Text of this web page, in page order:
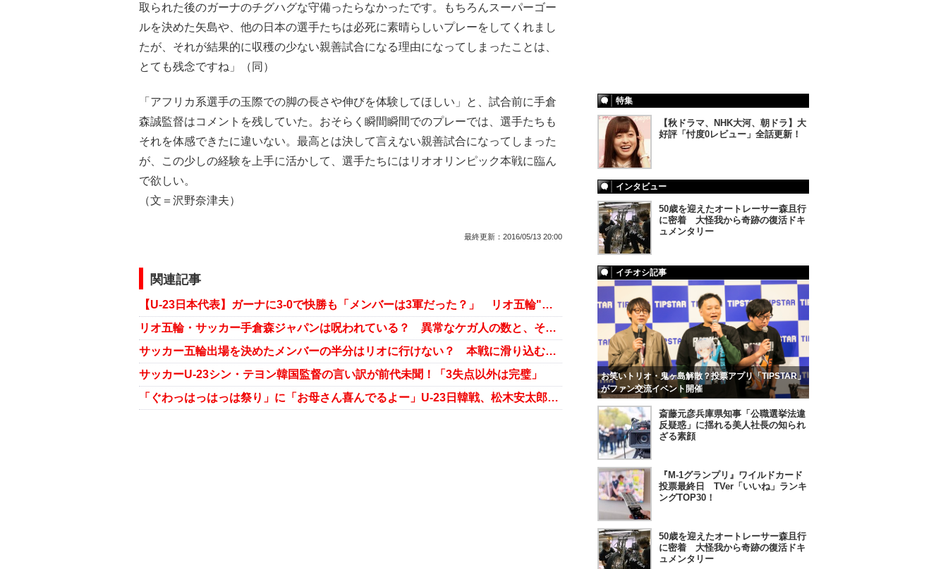
取られた後のガーナのチグハグな守備ったらなかったです。もちろんスーパーゴー
ルを決めた矢島や、他の日本の選手たちは必死に素晴らしいプレーをしてくれまし
たが、それが結果的に収穫の少ない親善試合になる理由になってしまったことは、
とても残念ですね」（同）
「アフリカ系選手の玉際での脚の長さや伸びを体験してほしい」と、試合前に手倉
森誠監督はコメントを残していた。おそらく瞬間瞬間でのプレーでは、選手たちも
それを体感できたに違いない。最高とは決して言えない親善試合になってしまった
が、この少しの経験を上手に活かして、選手たちにはリオオリンピック本戦に臨ん
で欲しい。
（文＝沢野奈津夫）
最終更新： 2016/05/13 20:00
関連記事
【U-23日本代表】ガーナに3-0で快勝も「メンバーは3軍だった？」 リオ五輪"アフリカ勢対策”のはずが……
リオ五輪・サッカー手倉森ジャパンは呪われている？ 異常なケガ人の数と、その原因は……
サッカー五輪出場を決めたメンバーの半分はリオに行けない？ 本戦に滑り込む新戦力は誰だ！
サッカーU-23シン・テヨン韓国監督の言い訳が前代未聞！「3失点以外は完璧」
「ぐわっはっはっは祭り」に「お母さん喜んでるよー」U-23日韓戦、松木安太郎語録が熱い！
特集
【秋ドラマ、NHK大河、朝ドラ】大
好評「忖度0レビュー」全話更新！
インタビュー
50歳を迎えたオートレーサー森且行
に密着 大怪我から奇跡の復活ドキ
ュメンタリー
イチオシ記事
お笑いトリオ・鬼ヶ島解散？投票アプリ「TIPSTAR」
がファン交流イベント開催
斎藤元彦兵庫県知事「公職選挙法違
反疑惑」に揺れる美人社長の知られ
ざる素顔
『M-1グランプリ』ワイルドカード
投票最終日 TVer「いいね」ランキ
ングTOP30！
50歳を迎えたオートレーサー森且行
に密着 大怪我から奇跡の復活ドキ
ュメンタリー